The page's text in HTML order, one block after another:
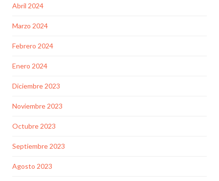
Abril 2024
Marzo 2024
Febrero 2024
Enero 2024
Diciembre 2023
Noviembre 2023
Octubre 2023
Septiembre 2023
Agosto 2023